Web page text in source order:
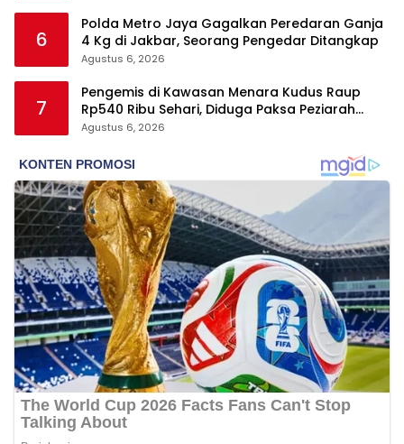
6
Polda Metro Jaya Gagalkan Peredaran Ganja
4 Kg di Jakbar, Seorang Pengedar Ditangkap
Agustus 6, 2026
7
Pengemis di Kawasan Menara Kudus Raup
Rp540 Ribu Sehari, Diduga Paksa Peziarah
hingga Tarik Baju
Agustus 6, 2026